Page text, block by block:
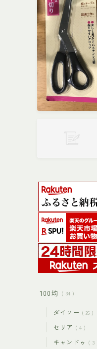
100均 34
ダイソー 26
セリア 4
キャンドゥ 3